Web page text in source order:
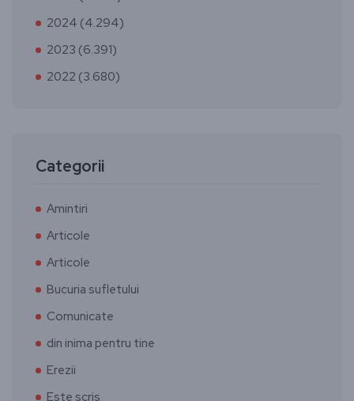
2024 (4.294)
2023 (6.391)
2022 (3.680)
Categorii
Amintiri
Articole
Articole
Bucuria sufletului
Comunicate
din inima pentru tine
Erezii
Este scris